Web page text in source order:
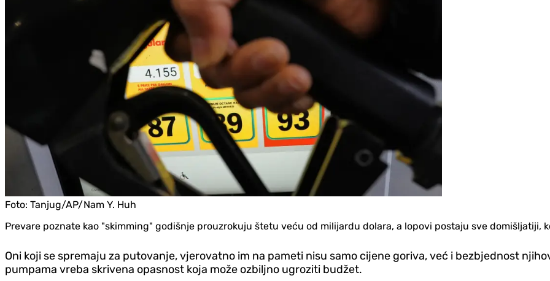
Foto: Tanjug/AP/Nam Y. Huh
Prevare poznate kao "skimming" godišnje prouzrokuju štetu veću od milijardu dolara, a lopovi postaju sve domišljatiji,
Oni koji se spremaju za putovanje, vjerovatno im na pameti nisu samo cijene goriva, već i bezbjednost
pumpama vreba skrivena opasnost koja može ozbiljno ugroziti budžet.